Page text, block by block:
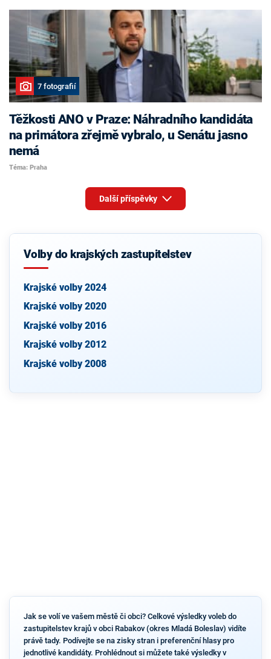
7 fotografií
Těžkosti ANO v Praze: Náhradního kandidáta
na primátora zřejmě vybralo, u Senátu jasno
nemá
Téma: Praha
Další příspěvky
Volby do krajských zastupitelstev
Krajské volby 2024
Krajské volby 2020
Krajské volby 2016
Krajské volby 2012
Krajské volby 2008
Jak se volí ve vašem městě či obci? Celkové výsledky voleb do
zastupitelstev krajů v obci Rabakov (okres Mladá Boleslav) vidíte
právě tady. Podívejte se na zisky stran i preferenční hlasy pro
jednotlivé kandidáty. Prohlédnout si můžete také výsledky v